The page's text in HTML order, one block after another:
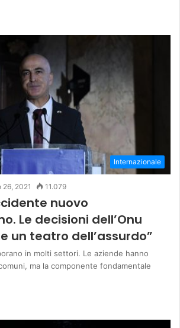
Internazionale
26, 2021 11.079
nuovo
Le decisioni dell’Onu
un teatro dell’assurdo”
in molti settori. Le aziende hanno
ma la componente fondamentale